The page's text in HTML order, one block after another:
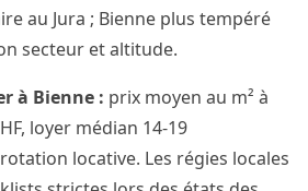
au Jura ; Bienne plus tempéré
secteur et altitude.
à Bienne : prix moyen au m² à
loyer médian 14-19
locative. Les régies locales